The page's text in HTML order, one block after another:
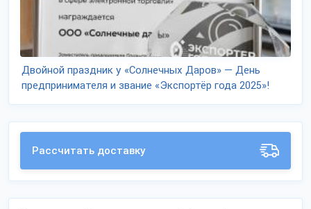
Двойной праздник у «Солнечных Даров» — День
предпринимателя и звание «Экспортёр года 2025»!
Рассчитать доставку